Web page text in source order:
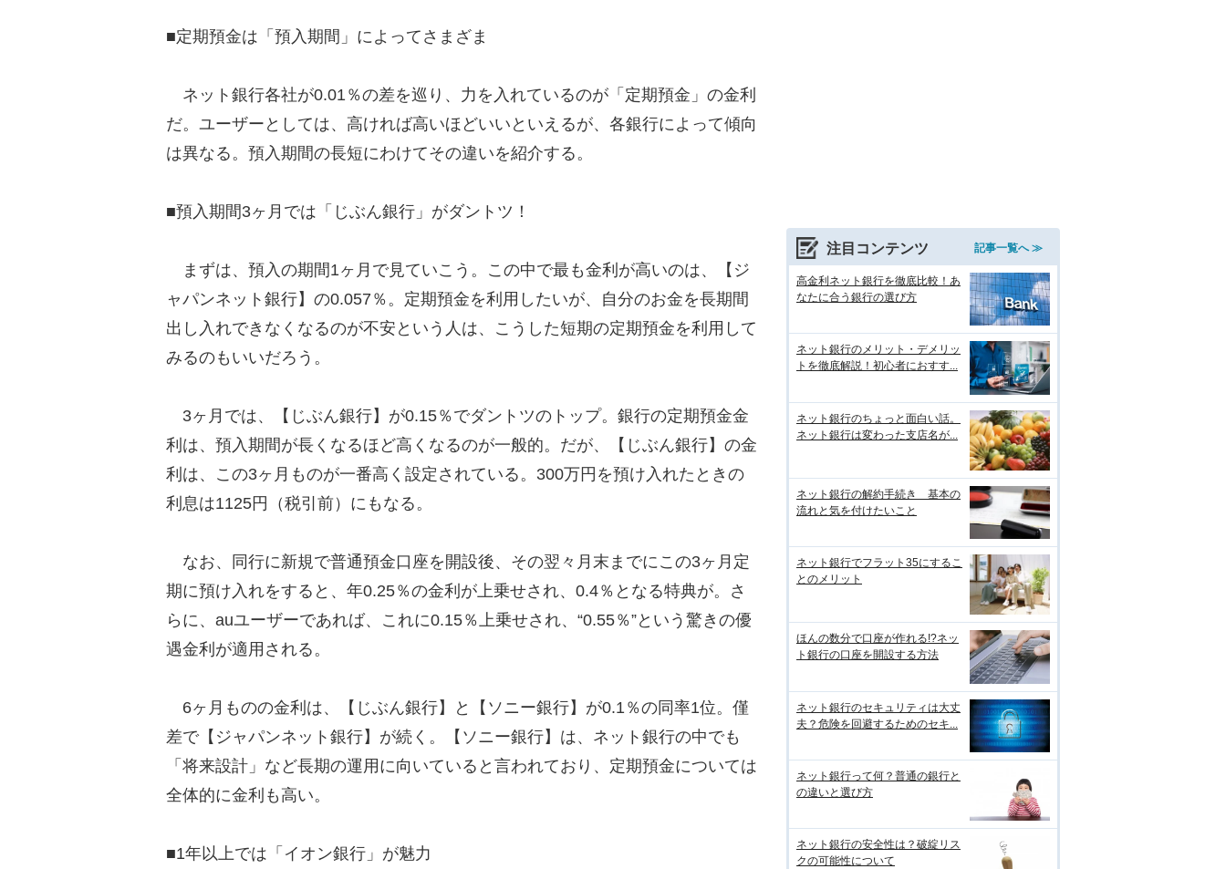
■定期預金は「預入期間」によってさまざま
ネット銀行各社が0.01％の差を巡り、力を入れているのが「定期預金」の金利
だ。ユーザーとしては、高ければ高いほどいいといえるが、各銀行によって傾向
は異なる。預入期間の長短にわけてその違いを紹介する。
■預入期間3ヶ月では「じぶん銀行」がダントツ！
まずは、預入の期間1ヶ月で見ていこう。この中で最も金利が高いのは、【ジ
ャパンネット銀行】の0.057％。定期預金を利用したいが、自分のお金を長期間
出し入れできなくなるのが不安という人は、こうした短期の定期預金を利用して
みるのもいいだろう。
3ヶ月では、【じぶん銀行】が0.15％でダントツのトップ。銀行の定期預金金
利は、預入期間が長くなるほど高くなるのが一般的。だが、【じぶん銀行】の金
利は、この3ヶ月ものが一番高く設定されている。300万円を預け入れたときの
利息は1125円（税引前）にもなる。
なお、同行に新規で普通預金口座を開設後、その翌々月末までにこの3ヶ月定
期に預け入れをすると、年0.25％の金利が上乗せされ、0.4％となる特典が。さ
らに、auユーザーであれば、これに0.15％上乗せされ、“0.55％”という驚きの優
遇金利が適用される。
6ヶ月ものの金利は、【じぶん銀行】と【ソニー銀行】が0.1％の同率1位。僅
差で【ジャパンネット銀行】が続く。【ソニー銀行】は、ネット銀行の中でも
「将来設計」など長期の運用に向いていると言われており、定期預金については
全体的に金利も高い。
■1年以上では「イオン銀行」が魅力
注目コンテンツ 記事一覧へ ≫
高金利ネット銀行を徹底比較！あ
なたに合う銀行の選び方
ネット銀行のメリット・デメリッ
トを徹底解説！初心者におすす...
ネット銀行のちょっと面白い話。
ネット銀行は変わった支店名が...
ネット銀行の解約手続き 基本の
流れと気を付けたいこと
ネット銀行でフラット35にするこ
とのメリット
ほんの数分で口座が作れる!?ネッ
ト銀行の口座を開設する方法
ネット銀行のセキュリティは大丈
夫？危険を回避するためのセキ...
ネット銀行って何？普通の銀行と
の違いと選び方
ネット銀行の安全性は？破綻リス
クの可能性について